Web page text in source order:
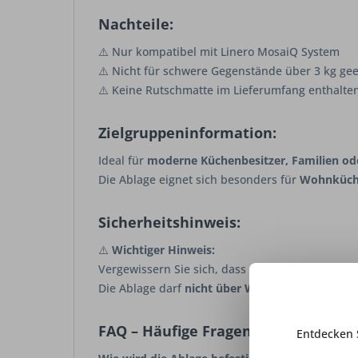
Nachteile:
⚠️ Nur kompatibel mit Linero MosaiQ System
⚠️ Nicht für schwere Gegenstände über 3 kg
⚠️ Keine Rutschmatte im Lieferumfang
Zielgruppeninformation:
Ideal für moderne Küchenbesitzer, Familien
Die Ablage eignet sich besonders für
Sicherheitshinweis:
⚠️ Wichtiger Hinweis:
Vergewissern Sie sich, dass das
Die Ablage darf nicht über Wärmequellen oder
FAQ – Häufige Fragen: Entdecken